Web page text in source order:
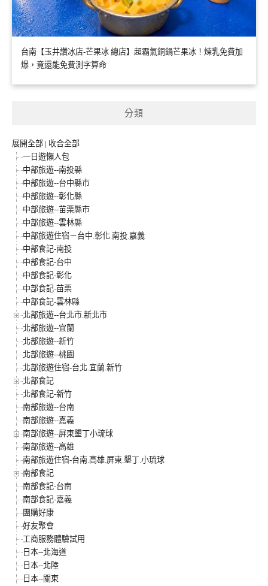
台南【玉井讚冰店-芒果冰 總店】超霸氣銅鍋芒果冰！煉乳免費加
爆，竟還能免費測字算命
分類
展開全部 | 收合全部
一日遊懶人包
中部旅遊--南投縣
中部旅遊--台中縣市
中部旅遊--彰化縣
中部旅遊--苗栗縣市
中部旅遊--雲林縣
中部旅遊住宿－台中.彰化.南投.嘉義
中部食記-南投
中部食記-台中
中部食記-彰化
中部食記-苗栗
中部食記-雲林縣
北部旅遊--台北市.新北市
北部旅遊--宜蘭
北部旅遊--新竹
北部旅遊--桃園
北部旅遊住宿-台北.宜蘭.新竹
北部食記
北部食記-新竹
南部旅遊--台南
南部旅遊--嘉義
南部旅遊--屏東墾丁小琉球
南部旅遊--高雄
南部旅遊住宿-台南.高雄.屏東.墾丁.小琉球
南部食記
南部食記-台南
南部食記-嘉義
團購好康
好友聚會
工商服務體驗試用
日本--北海道
日本--北陸
日本--關東